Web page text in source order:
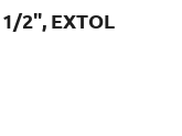
2", EXTOL